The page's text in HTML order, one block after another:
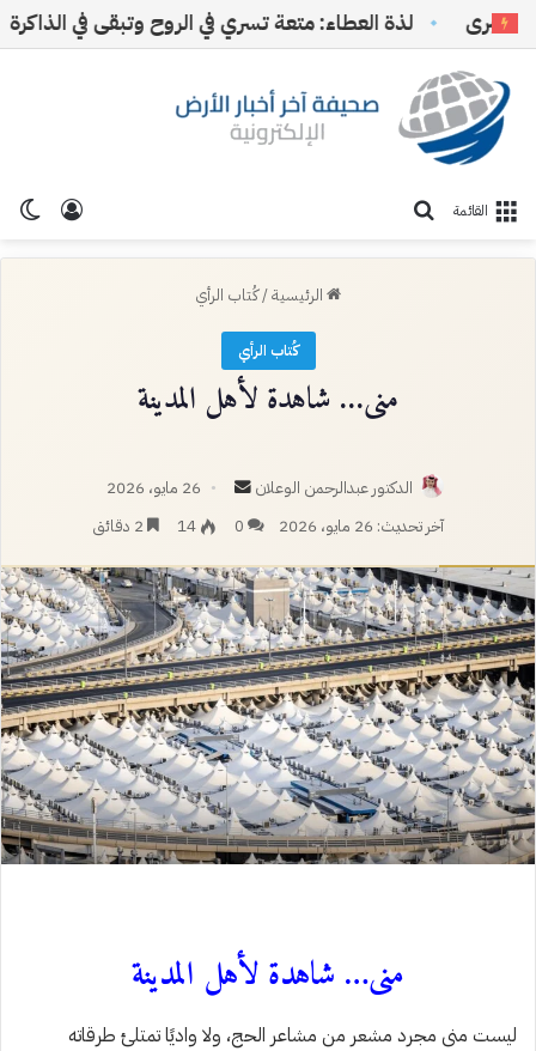
لذة العطاء: متعة تسري في الروح وتبقى في الذاكرة
تسجيل القائمة
الرئيسية/كُتاب الرأي
كُتاب الرأي
منى… شاهدة لأهل المدينة
الدكتور عبدالرحمن الوعلان
أرسل
بريدا
26 مايو، 2026
آخر تحديث: 26 مايو، 2026
0
14
منى… شاهدة لأهل المدينة
ليست منى مجرد مشعر من مشاعر الحج، ولا واديًا تمتلئ طرقاته